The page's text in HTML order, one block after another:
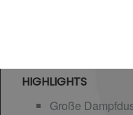
HIGHLIGHTS
Große